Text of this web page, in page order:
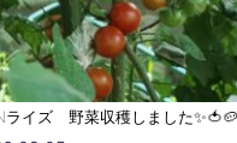
ライズ 野菜収穫しました